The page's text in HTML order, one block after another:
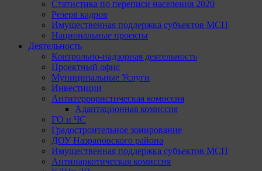
Статистика по переписи населения 2020
Резерв кадров
Имущественная поддержка субъектов МСП
Национальные проекты
Деятельность
Контрольно-надзорная деятельность
Проектный офис
Муниципальные Услуги
Инвестиции
Антитеррористическая комиссия
Адаптационная комиссия
ГО и ЧС
Градостроительное зонирование
ДОУ Назрановского района
Имущественная поддержка субъектов МСП
Антинаркотическая комиссия